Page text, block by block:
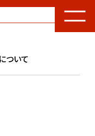
ついて